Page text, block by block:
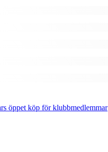
öppet köp för klubbmedlemmar